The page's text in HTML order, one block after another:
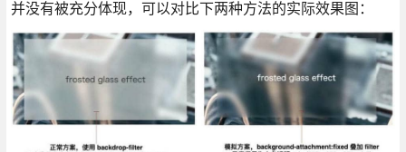
并没有被充分体现，可以对比下两种方法的实际效果图：